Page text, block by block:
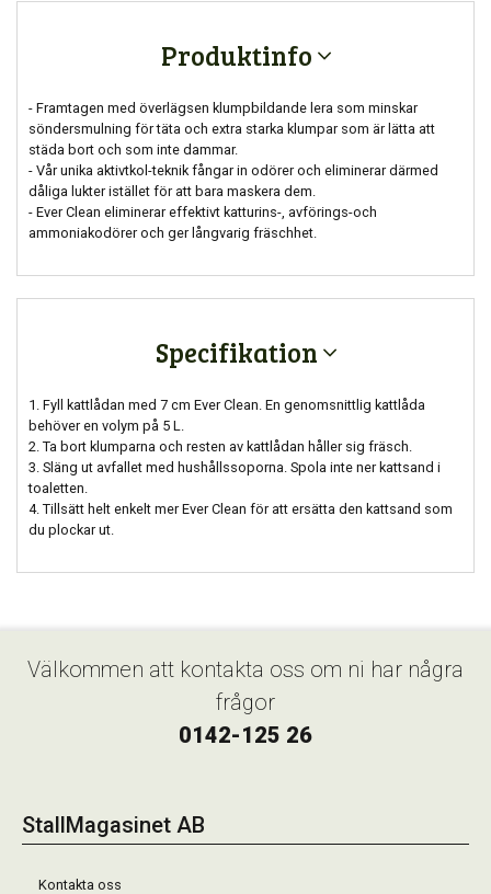
Produktinfo
- Framtagen med överlägsen klumpbildande lera som minskar
söndersmulning för täta och extra starka klumpar som är lätta att
städa bort och som inte dammar.
- Vår unika aktivtkol-teknik fångar in odörer och eliminerar därmed
dåliga lukter istället för att bara maskera dem.
- Ever Clean eliminerar effektivt katturins-, avförings-och
ammoniakodörer och ger långvarig fräschhet.
Specifikation
1. Fyll kattlådan med 7 cm Ever Clean. En genomsnittlig kattlåda
behöver en volym på 5 L.
2. Ta bort klumparna och resten av kattlådan håller sig fräsch.
3. Släng ut avfallet med hushållssoporna. Spola inte ner kattsand i
toaletten.
4. Tillsätt helt enkelt mer Ever Clean för att ersätta den kattsand som
du plockar ut.
Välkommen att kontakta oss om ni har några
frågor
0142-125 26
StallMagasinet AB
Kontakta oss